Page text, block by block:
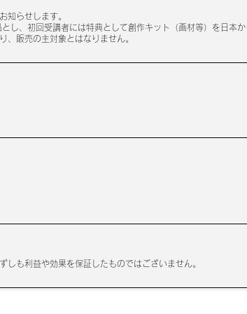
知らせします。
し、初回受講者には特典として創作キット（画材等）を日本か
、販売の主対象とはなりません。
しも利益や効果を保証したものではございません。